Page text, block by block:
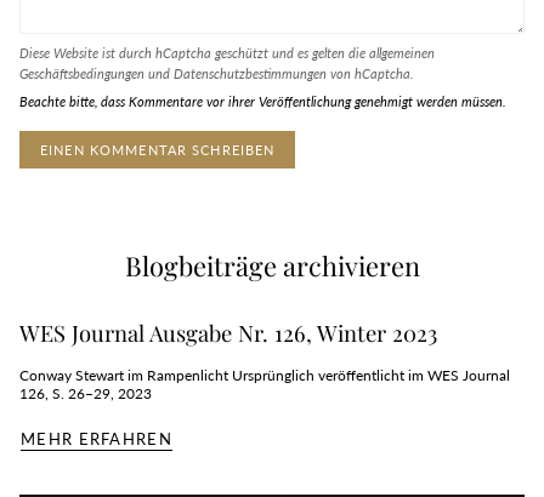
Diese Website ist durch hCaptcha geschützt und es gelten die allgemeinen
Geschäftsbedingungen und Datenschutzbestimmungen von hCaptcha.
Beachte bitte, dass Kommentare vor ihrer Veröffentlichung genehmigt werden müssen.
Blogbeiträge archivieren
WES Journal Ausgabe Nr. 126, Winter 2023
Conway Stewart im Rampenlicht Ursprünglich veröffentlicht im WES Journal
126, S. 26–29, 2023
MEHR ERFAHREN